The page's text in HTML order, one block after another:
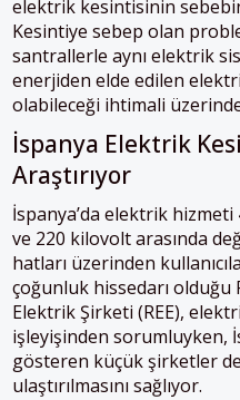
elektrik kesintisinin
Kesintiye sebep olan
santrallerle aynı elektrik
enerjiden elde edilen
olabileceği ihtimali
İspanya Elektrik
Araştırıyor
İspanya’da elektrik
ve 220 kilovolt arasında
hatları üzerinden
çoğunluk hissedarı
Elektrik Şirketi (REE),
işleyişinden sorumluyken,
gösteren küçük şirketler
ulaştırılmasını sağlıyor.